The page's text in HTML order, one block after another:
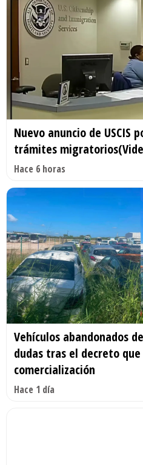
Nuevo anuncio de USCIS
trámites
Hace 6 horas
Vehículos abandonados
dudas tras el decreto
comercialización
Hace 1 día